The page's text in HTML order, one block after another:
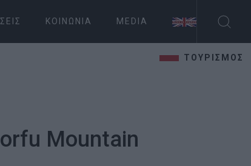
ΚΟΙΝΩΝΊΑ MEDIA
ΤΟΥΡΙΣΜΟΣ
Mountain